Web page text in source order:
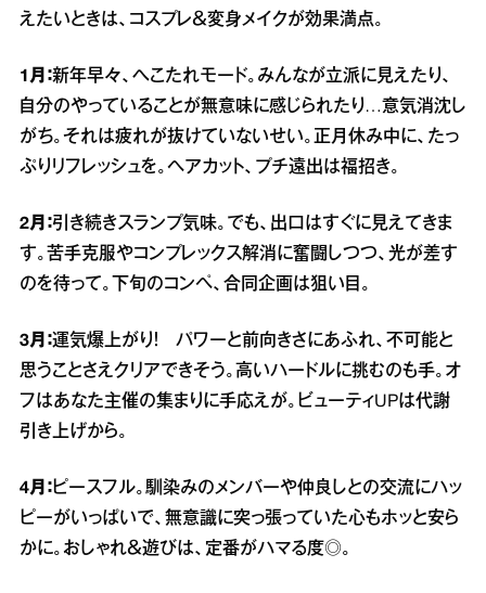
えたいときは、コスプレ＆変身メイクが効果満点。
1月：新年早々、へこたれモード。みんなが立派に見えたり、
自分のやっていることが無意味に感じられたり…意気消沈し
がち。それは疲れが抜けていないせい。正月休み中に、たっ
ぷりリフレッシュを。ヘアカット、プチ遠出は福招き。
2月：引き続きスランプ気味。でも、出口はすぐに見えてきま
す。苦手克服やコンプレックス解消に奮闘しつつ、光が差す
のを待って。下旬のコンペ、合同企画は狙い目。
3月：運気爆上がり！ パワーと前向きさにあふれ、不可能と
思うことさえクリアできそう。高いハードルに挑むのも手。オ
フはあなた主催の集まりに手応えが。ビューティUPは代謝
引き上げから。
4月：ピースフル。馴染みのメンバーや仲良しとの交流にハッ
ピーがいっぱいで、無意識に突っ張っていた心もホッと安ら
かに。おしゃれ＆遊びは、定番がハマる度◎。